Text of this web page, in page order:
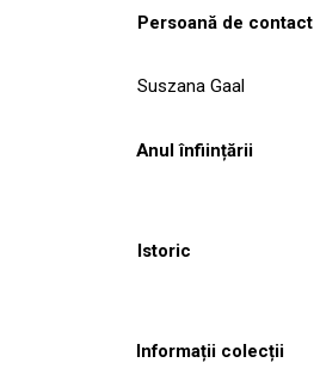
Persoană de contact
Suszana Gaal
Anul înființării
Istoric
Informații colecții